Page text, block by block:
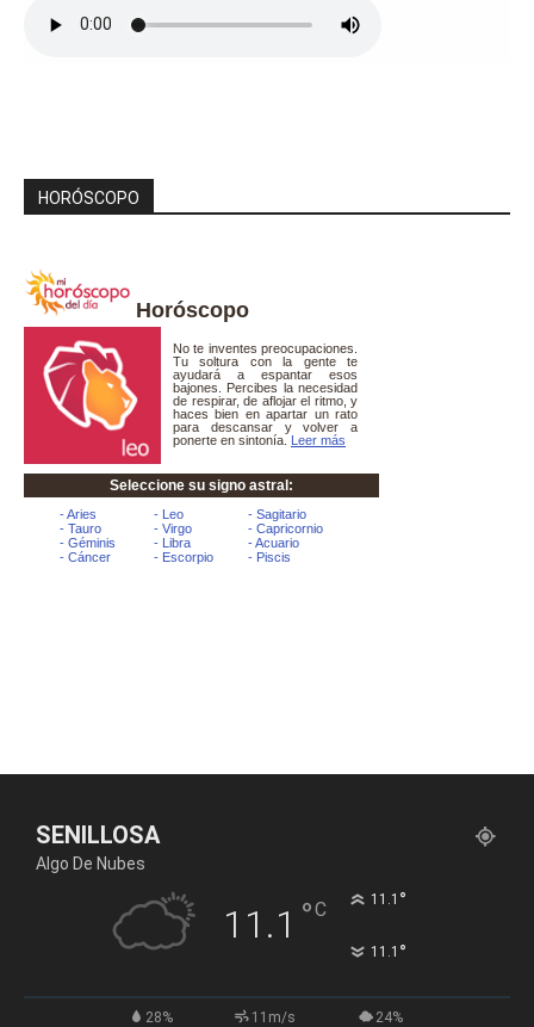
HORÓSCOPO
Horóscopo
SENILLOSA
Algo De Nubes
11.1 °C 11.1 °
11.1 °
28% 11m/s 24%